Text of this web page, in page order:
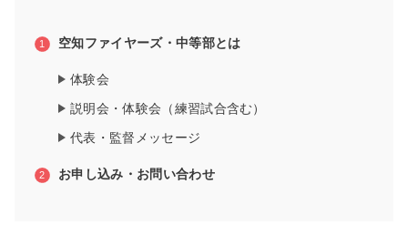
空知ファイヤーズ・中等部とは
体験会
説明会・体験会（練習試合含む）
代表・監督メッセージ
お申し込み・お問い合わせ